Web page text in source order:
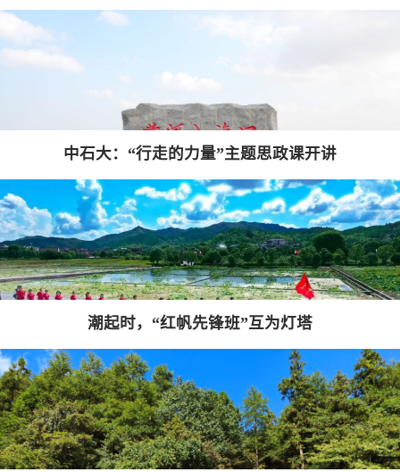
中石大：“行走的力量”主题思政课开讲
潮起时，“红帆先锋班”互为灯塔